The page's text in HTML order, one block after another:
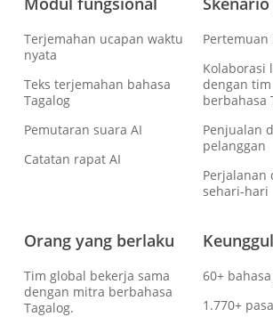
Terjemahan ucapan waktu
nyata
Teks terjemahan bahasa
Tagalog
Pemutaran suara AI
Catatan rapat AI
Kolaborasi
dengan
berbahasa
Penjualan
pelanggan
Perjalanan
sehari-hari
Orang yang berlaku
Tim global bekerja sama
dengan mitra berbahasa
Tagalog.
60+
1.770+